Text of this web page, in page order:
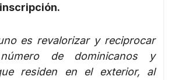
es revalorizar y reciprocar
de dominicanos y
residen en el exterior, al